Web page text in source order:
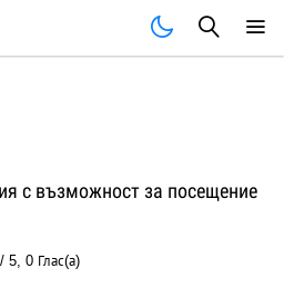
с възможност за посещение
/5,0 Глас(а)